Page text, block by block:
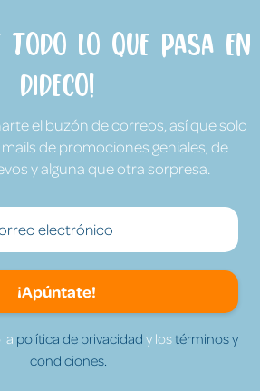
todo lo que pasa en
Dideco!
el buzón de correos, así que solo
de promociones geniales, de
y alguna que otra sorpresa.
¡Apúntate!
política de privacidad y lostérminos y
condiciones.